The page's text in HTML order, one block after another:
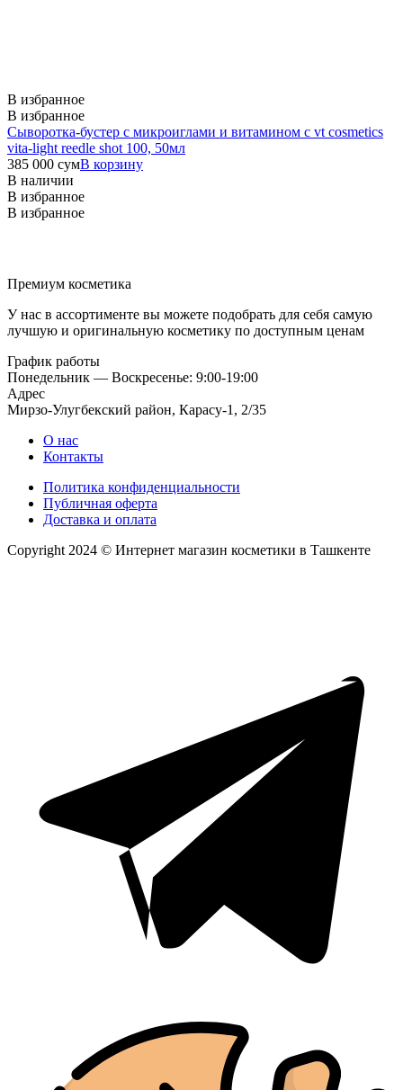
В избранное
В избранное
Сыворотка-бустер с микроиглами и витамином c vt cosmetics
vita-light reedle shot 100, 50мл
385 000 сумВ корзину
В наличии
В избранное
В избранное
Премиум косметика
У нас в ассортименте вы можете подобрать для себя самую
лучшую и оригинальную косметику по доступным ценам
График работы
Понедельник — Воскресенье: 9:00-19:00
Адрес
Мирзо-Улугбекский район, Карасу-1, 2/35
О нас
Контакты
Политика конфиденциальности
Публичная оферта
Доставка и оплата
Copyright 2024 © Интернет магазин косметики в Ташкенте